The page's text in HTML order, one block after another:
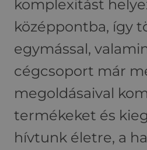
komplexitást
középpontba, így
egymással,
cégcsoport már
megoldásaival
termékeket és
hívtunk életre, a